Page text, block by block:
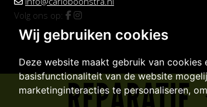
Volg ons op:
Wij gebruiken cookies
Deze website maakt gebruik van
basisfunctionaliteit van de website
marketinginteracties te personaliseren,